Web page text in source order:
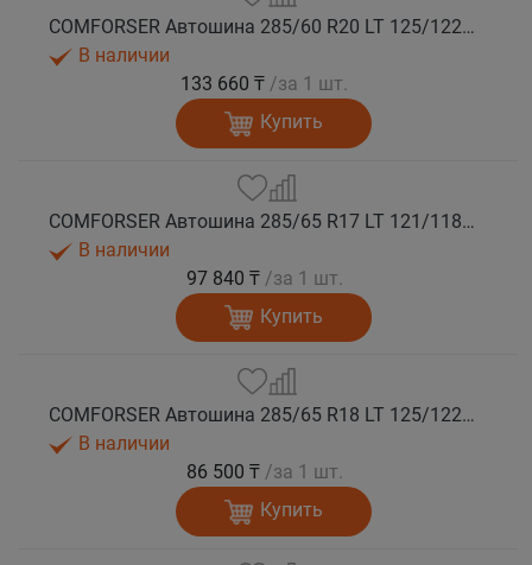
COMFORSER Автошина 285/60 R20 LT 125/122S CF1100 10PR RWL лето
В наличии
133 660 ₸ /за 1 шт.
Купить
COMFORSER Автошина 285/65 R17 LT 121/118S CF1100 10PR RWL лето
В наличии
97 840 ₸ /за 1 шт.
Купить
COMFORSER Автошина 285/65 R18 LT 125/122S CF1100 10PR RWL лето
В наличии
86 500 ₸ /за 1 шт.
Купить